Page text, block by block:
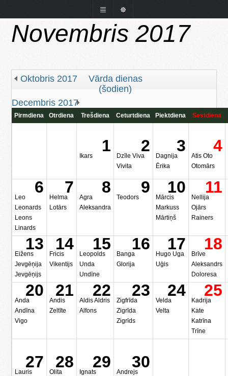
Novembris 2017
Oktobris 2017
Vārda dienas
(šodien)
Decembris 2017
Pirmdiena Otrdiena Trešdiena Ceturtdiena Piektdiena Sestdiena
1
Ikars
2
Dzīle Viva
Vivita
3
Dagnija
Ērika
4
Atis Oto
Otomārs
6
Leo
Leonards
Leons
Linards
7
Helma
Lotārs
8
Agra
Aleksandra
9
Teodors
10
Mārcis
Markuss
Mārtiņš
11
Nellija
Ojārs
Rainers
13
Eižens
Jevgēņija
Jevgēņijs
14
Fricis
Vikentijs
15
Leopolds
Unda
Undīne
16
Banga
Glorija
17
Hugo Uga
Uģis
18
Brīve
Aleksandrs
Doloresa
20
Anda
Andīna
Vigo
21
Andis
Zeltīte
22
Aldis Aldris
Alfons
23
Zigfrīda
Zigrīda
Zigrīds
24
Velda
Velta
25
Kadrija
Kate
Katrīna
Trīne
27
Lauris
28
Olita
29
Ignats
30
Andrejs